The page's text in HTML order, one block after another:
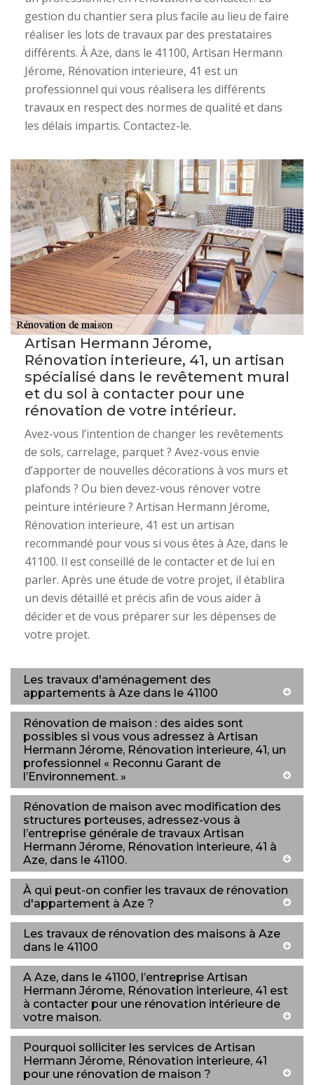
gestion du chantier sera plus facile au lieu de faire
réaliser les lots de travaux par des prestataires
différents. À Aze, dans le 41100, Artisan Hermann
Jérome, Rénovation interieure, 41 est un
professionnel qui vous réalisera les différents
travaux en respect des normes de qualité et dans
les délais impartis. Contactez-le.
Artisan Hermann Jérome,
Rénovation interieure, 41, un artisan
spécialisé dans le revêtement mural
et du sol à contacter pour une
rénovation de votre intérieur.
Avez-vous l’intention de changer les revêtements
de sols, carrelage, parquet ? Avez-vous envie
d’apporter de nouvelles décorations à vos murs et
plafonds ? Ou bien devez-vous rénover votre
peinture intérieure ? Artisan Hermann Jérome,
Rénovation interieure, 41 est un artisan
recommandé pour vous si vous êtes à Aze, dans le
41100. Il est conseillé de le contacter et de lui en
parler. Après une étude de votre projet, il établira
un devis détaillé et précis afin de vous aider à
décider et de vous préparer sur les dépenses de
votre projet.
Les travaux d'aménagement des
appartements à Aze dans le 41100
Rénovation de maison : des aides sont
possibles si vous vous adressez à Artisan
Hermann Jérome, Rénovation interieure, 41, un
professionnel « Reconnu Garant de
l’Environnement. »
Rénovation de maison avec modification des
structures porteuses, adressez-vous à
l’entreprise générale de travaux Artisan
Hermann Jérome, Rénovation interieure, 41 à
Aze, dans le 41100.
À qui peut-on confier les travaux de rénovation
d'appartement à Aze ?
Les travaux de rénovation des maisons à Aze
dans le 41100
A Aze, dans le 41100, l’entreprise Artisan
Hermann Jérome, Rénovation interieure, 41 est
à contacter pour une rénovation intérieure de
votre maison.
Pourquoi solliciter les services de Artisan
Hermann Jérome, Rénovation interieure, 41
pour une rénovation de maison ?